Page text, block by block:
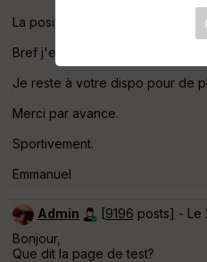
La position est autorisée de
Bref j'espère vous avoir donné
Je reste à votre dispo pour de
Merci par avance.
Sportivement.
Emmanuel
Admin [9196 posts] - Le
Bonjour,
Que dit la page de test?